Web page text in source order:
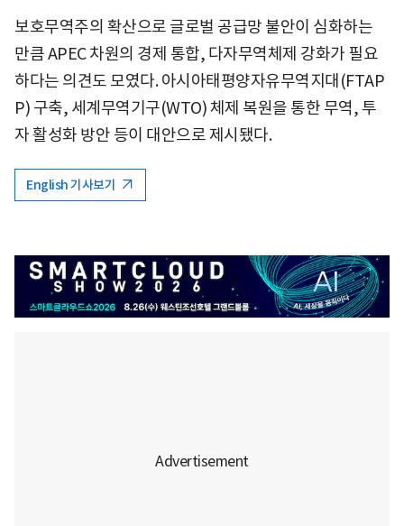
보호무역주의 확산으로 글로벌 공급망 불안이 심화하는
만큼 APEC 차원의 경제 통합, 다자무역체제 강화가 필요
하다는 의견도 모였다. 아시아태평양자유무역지대(FTAP
P) 구축, 세계무역기구(WTO) 체제 복원을 통한 무역, 투
자 활성화 방안 등이 대안으로 제시됐다.
English 기사보기